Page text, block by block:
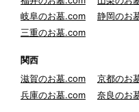
岐阜のお墓.com
静岡のお
三重のお墓.com
関西
滋賀のお墓.com
京都のお
兵庫のお墓.com
奈良のお